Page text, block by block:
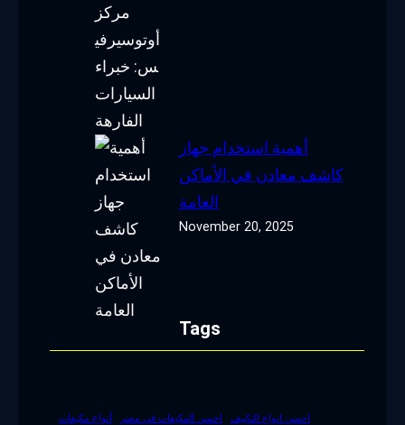
أهمية استخدام جهاز
كاشف معادن في الأماكن
العامة
November 20, 2025
Tags
أنواع مكيفات احسن المكيفات في مصر احسن انواع التكييف